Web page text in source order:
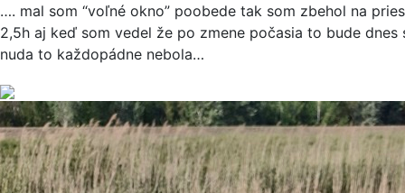
…. mal som “voľné okno” poobede tak som zbehol na
2,5h aj keď som vedel že po zmene počasia to bude dnes
nuda to každopádne nebola…